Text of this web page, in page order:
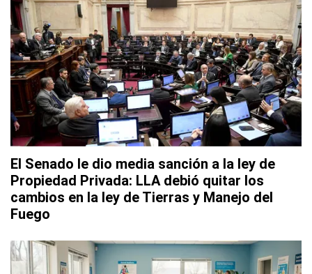
El Senado le dio media sanción a la ley de
Propiedad Privada: LLA debió quitar los
cambios en la ley de Tierras y Manejo del
Fuego